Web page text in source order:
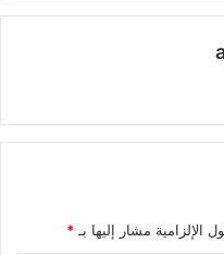
الإلزامية مشار إليها بـ *